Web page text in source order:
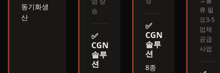
동기화생
산
승
✅
CGN
솔루
션
✅
CGN
솔루
션
8종
류 필
요3-5
업체
공급
사업